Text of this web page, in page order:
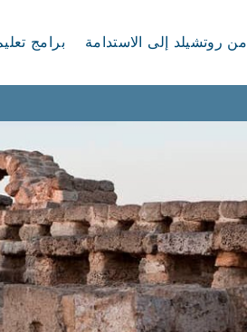
من روتشيلد إلى الاستدامة برامج